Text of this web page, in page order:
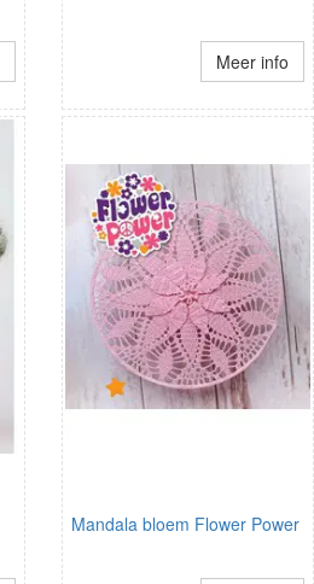
Meer info
Mandala bloem Flower Power